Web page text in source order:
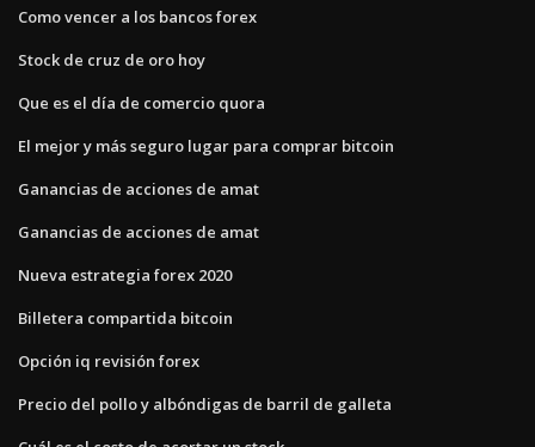
Como vencer a los bancos forex
Stock de cruz de oro hoy
Que es el día de comercio quora
El mejor y más seguro lugar para comprar bitcoin
Ganancias de acciones de amat
Ganancias de acciones de amat
Nueva estrategia forex 2020
Billetera compartida bitcoin
Opción iq revisión forex
Precio del pollo y albóndigas de barril de galleta